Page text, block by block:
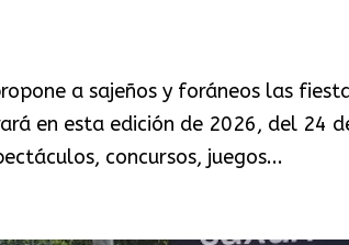
a sajeños y foráneos las
en esta edición de 2026, del 24
concursos, juegos...